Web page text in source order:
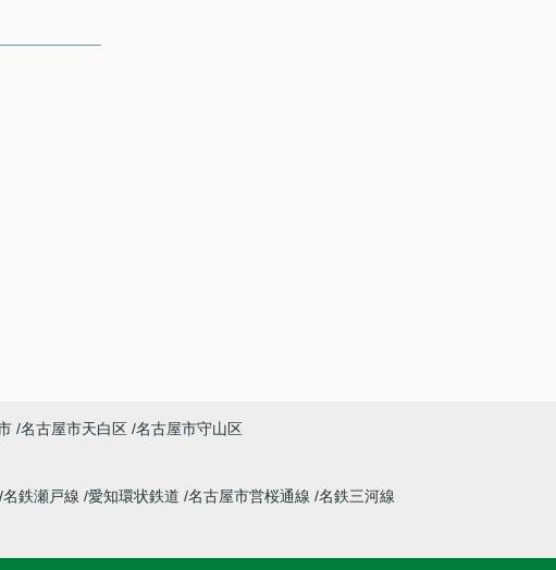
名古屋市天白区 名古屋市守山区
名鉄瀬戸線 愛知環状鉄道 名古屋市営桜通線 名鉄三河線